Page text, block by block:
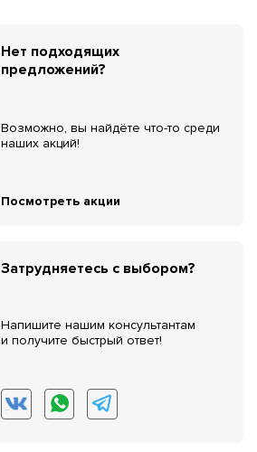
Нет подходящих
предложений?
Возможно, вы найдёте что-то среди
наших акций!
Посмотреть акции
Затрудняетесь с выбором?
Напишите нашим консультантам
и получите быстрый ответ!